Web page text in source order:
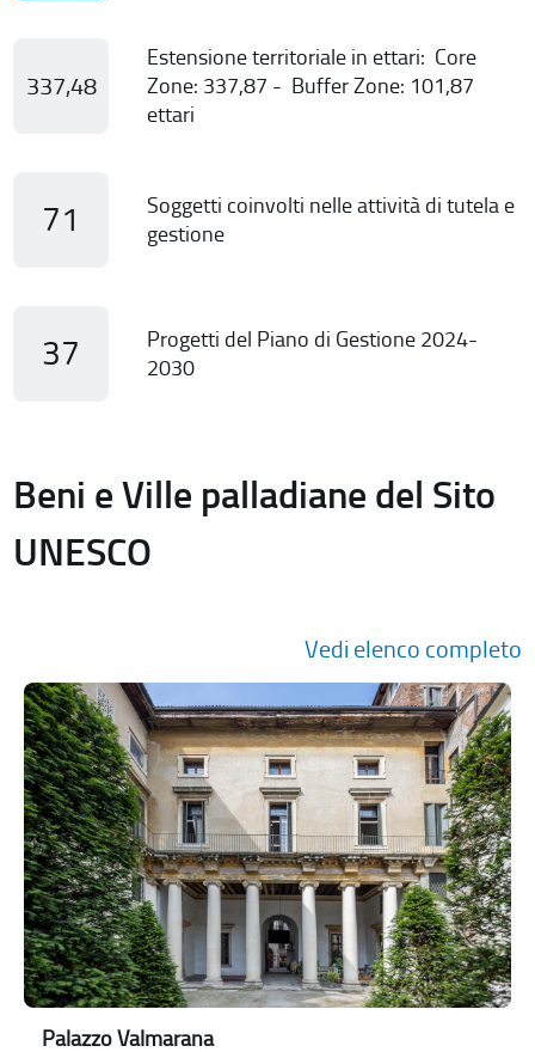
337,48
Estensione territoriale in ettari: Core
Zone: 337,87 - Buffer Zone: 101,87
ettari
71
Soggetti coinvolti nelle attività di tutela e
gestione
37
Progetti del Piano di Gestione 2024-
2030
Beni e Ville palladiane del Sito
UNESCO
Vedi elenco completo
Palazzo Valmarana